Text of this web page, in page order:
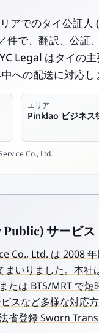
アでのタイ公証
件で、翻訳、公証
Legal はタイの
への配送に対応し
エリア
Pinklao ビジネス
Co., Ltd.
Public) サービ
Co., Ltd. は 2008
まいりました。本
たは BTS/MRT で
スなど多様な対応
省登録 Sworn